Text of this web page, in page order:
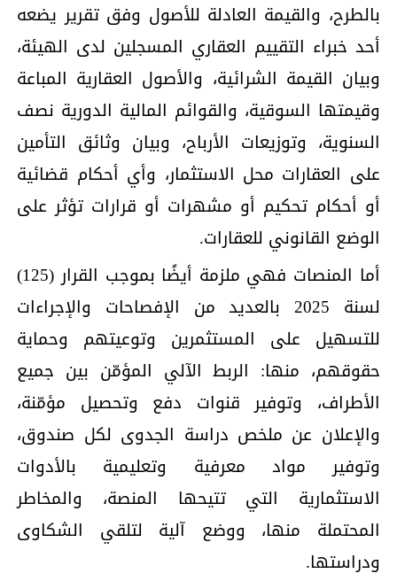
بالطرح، والقيمة العادلة للأصول وفق تقرير يضعه
أحد خبراء التقييم العقاري المسجلين لدى الهيئة،
وبيان القيمة الشرائية، والأصول العقارية المباعة
وقيمتها السوقية، والقوائم المالية الدورية نصف
السنوية، وتوزيعات الأرباح، وبيان وثائق التأمين
على العقارات محل الاستثمار، وأي أحكام قضائية
أو أحكام تحكيم أو مشهرات أو قرارات تؤثر على
الوضع القانوني للعقارات.
أما المنصات فهي ملزمة أيضًا بموجب القرار (125)
لسنة 2025 بالعديد من الإفصاحات والإجراءات
للتسهيل على المستثمرين وتوعيتهم وحماية
حقوقهم، منها: الربط الآلي المؤمّن بين جميع
الأطراف، وتوفير قنوات دفع وتحصيل مؤمّنة،
والإعلان عن ملخص دراسة الجدوى لكل صندوق،
وتوفير مواد معرفية وتعليمية بالأدوات
الاستثمارية التي تتيحها المنصة، والمخاطر
المحتملة منها، ووضع آلية لتلقي الشكاوى
ودراستها.